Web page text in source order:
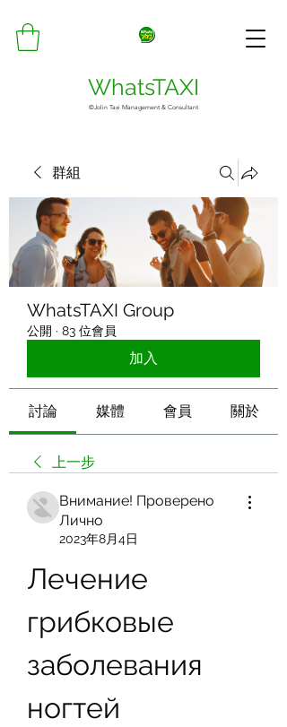
WhatsTAXI
©Jolin Taxi Management & Consultant
群組
WhatsTAXI Group
公開 · 83 位會員
加入
討論 媒體 會員 關於
上一步
Внимание! Проверено
Лично
2023年8月4日
Лечение
грибковые
заболевания
ногтей